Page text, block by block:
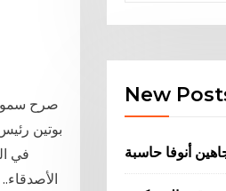
صرح سمو
بوتين
في
New
أنوفا حاسبة